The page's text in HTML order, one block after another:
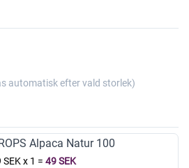
automatisk efter vald storlek)
Alpaca Natur 100
SEK x 1 = 49 SEK